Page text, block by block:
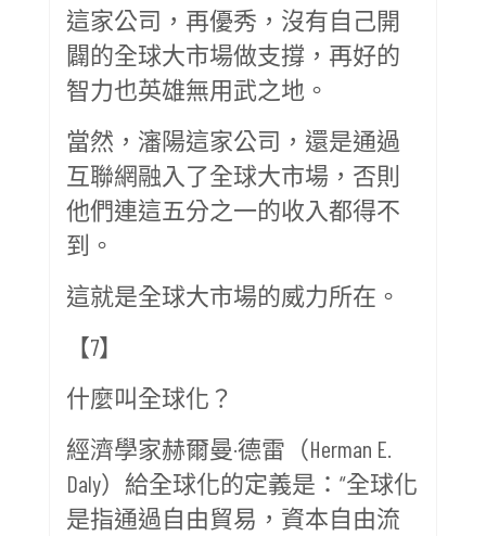
這家公司，再優秀，沒有自己開
闢的全球大市場做支撐，再好的
智力也英雄無用武之地。
當然，瀋陽這家公司，還是通過
互聯網融入了全球大市場，否則
他們連這五分之一的收入都得不
到。
這就是全球大市場的威力所在。
【7】
什麼叫全球化？
經濟學家赫爾曼·德雷（Herman E.
Daly）給全球化的定義是：“全球化
是指通過自由貿易，資本自由流